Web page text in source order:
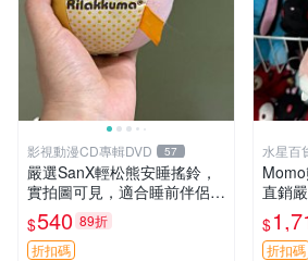
影視動漫CD專輯DVD 57
嚴選SanX輕松熊安睡搖鈴，
實拍圖可見，適合睡前伴侶，
Picks安撫好物 0325 懸吊 電
腦
$540 89折
折扣碼
水星百
直銷
可收
商品
$
折扣碼